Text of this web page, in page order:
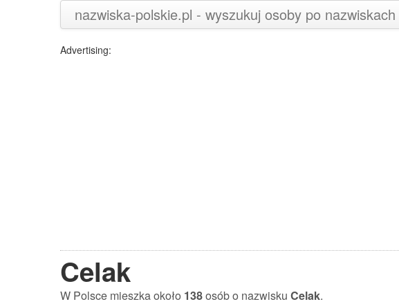
nazwiska-polskie.pl - wyszukuj osoby po nazwiskach
Advertising:
Celak
W Polsce mieszka około 138osób o nazwisku Celak.